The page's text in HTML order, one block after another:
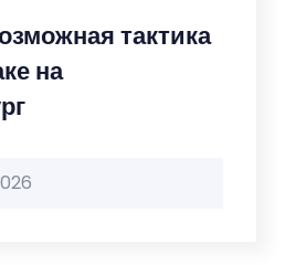
тактика
на